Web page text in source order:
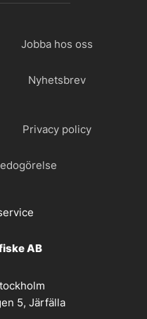
Jobba hos oss
Nyhetsbrev
Privacy policy
AB
5, Järfälla